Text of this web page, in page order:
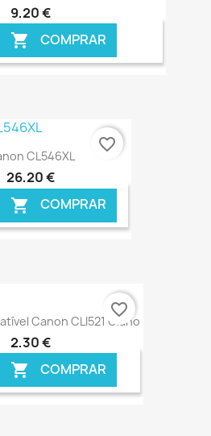
9,20 €
 COMPRAR
€ ONLINE
CL546XL
26,20 €
 COMPRAR
€ ONLINE
favorite_border
Canon CLI521 Ciano
2,30 €
 COMPRAR
favorite_border